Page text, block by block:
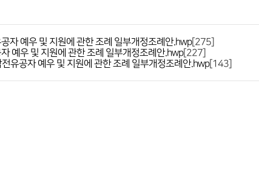
자 예우 및 지원에 관한 조례 일부개정조례안.hwp[275]
예우 및 지원에 관한 조례 일부개정조례안.hwp[227]
유공자 예우 및 지원에 관한 조례 일부개정조례안.hwp[143]